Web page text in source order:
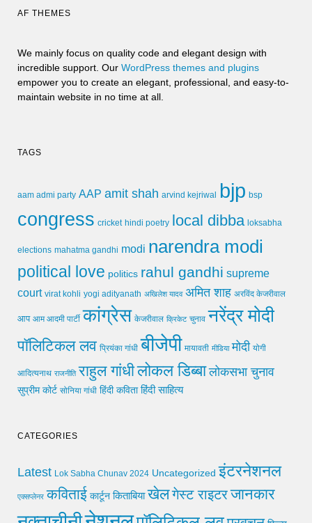
AF THEMES
We mainly focus on quality code and elegant design with
incredible support. Our WordPress themes and plugins
empower you to create an elegant, professional, and easy-to-
maintain website in no time at all.
TAGS
aam admi party AAP amit shah arvind kejriwal bjp bsp
congress cricket hindi poetry local dibba loksabha
elections mahatma gandhi modi narendra modi
political love politics rahul gandhi supreme
court virat kohli yogi adityanath अखिलेश यादव अमित शाह अरविंद केजरीवाल
आप आम आदमी पार्टी कांग्रेस केजरीवाल क्रिकेट चुनाव नरेंद्र मोदी
पॉलिटिकल लव प्रियंका गांधी बीजेपी मायावती मीडिया मोदी योगी
आदित्यनाथ राजनीति राहुल गांधीलोकल डिब्बा लोकसभा चुनाव
सुप्रीम कोर्ट सोनिया गांधी हिंदी कविता हिंदी साहित्य
CATEGORIES
Latest Lok Sabha Chunav 2024 Uncategorized इंटरनेशनल
एक्सप्लेनर कविताई कार्टून किताबिया खेलगेस्ट राइटरजानकार